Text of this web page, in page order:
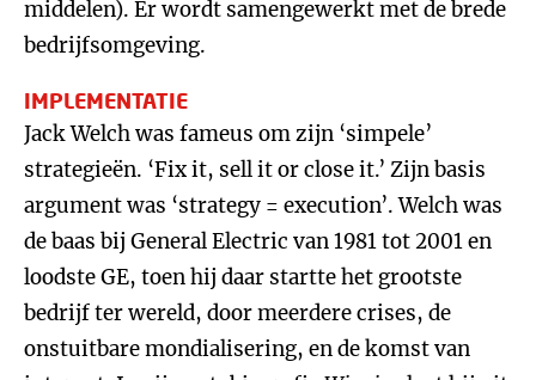
middelen). Er wordt samengewerkt met de brede
bedrijfsomgeving.
IMPLEMENTATIE
Jack Welch was fameus om zijn ‘simpele’
strategieën. ‘Fix it, sell it or close it.’ Zijn basis
argument was ‘strategy = execution’. Welch was
de baas bij General Electric van 1981 tot 2001 en
loodste GE, toen hij daar startte het grootste
bedrijf ter wereld, door meerdere crises, de
onstuitbare mondialisering, en de komst van